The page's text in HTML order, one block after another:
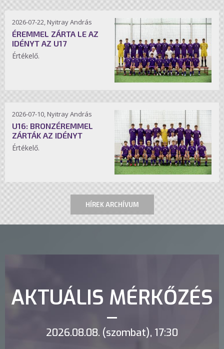
2026-07-22, Nyitray András
ÉREMMEL ZÁRTA LE AZ
IDÉNYT AZ U17
Értékelő.
2026-07-10, Nyitray András
U16: BRONZÉREMMEL
ZÁRTÁK AZ IDÉNYT
Értékelő.
HÍREK ARCHÍVUM
AKTUÁLIS MÉRKŐZÉS
2026.08.08. (szombat), 17:30